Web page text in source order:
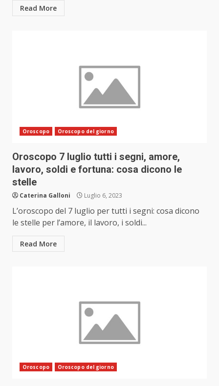
Read More
Oroscopo Oroscopo del giorno
Oroscopo 7 luglio tutti i segni, amore,
lavoro, soldi e fortuna: cosa dicono le
stelle
Caterina Galloni Luglio 6, 2023
L’oroscopo del 7 luglio per tutti i segni: cosa dicono
le stelle per l’amore, il lavoro, i soldi...
Read More
Oroscopo Oroscopo del giorno